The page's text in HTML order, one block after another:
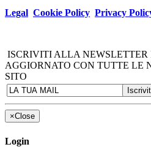
Legal Cookie Policy Privacy
ISCRIVITI ALLA NEWSLETTER
AGGIORNATO CON TUTTE LE
SITO
×Close
Login